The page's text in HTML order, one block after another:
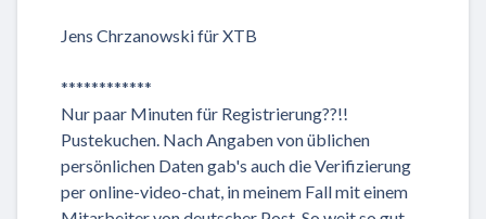
Jens Chrzanowski für XTB
************
Nur paar Minuten für Registrierung??!!
Pustekuchen. Nach Angaben von üblichen
persönlichen Daten gab's auch die Verifizierung
per online-video-chat, in meinem Fall mit einem